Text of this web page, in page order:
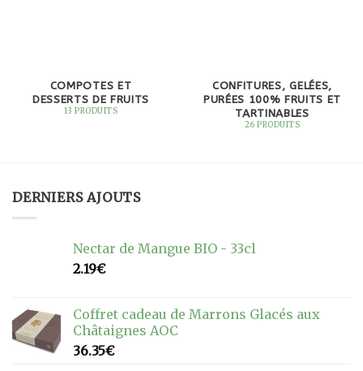
COMPOTES ET
DESSERTS DE FRUITS
13 PRODUITS
CONFITURES, GELÉES,
PURÉES 100% FRUITS ET
TARTINABLES
26 PRODUITS
DERNIERS AJOUTS
Nectar de Mangue BIO - 33cl
2.19€
Coffret cadeau de Marrons Glacés aux
Châtaignes AOC
36.35€